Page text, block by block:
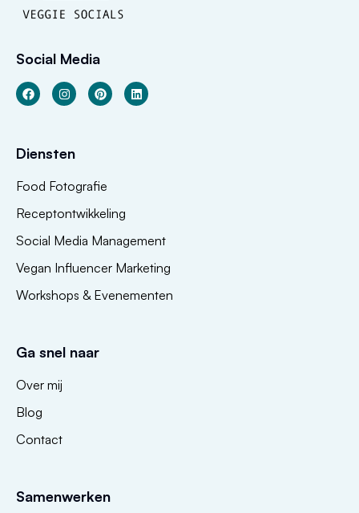
Social Media
Diensten
Food Fotografie
Receptontwikkeling
Social Media Management
Vegan Influencer Marketing
Workshops & Evenementen
Ga snel naar
Over mij
Blog
Contact
Samenwerken